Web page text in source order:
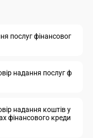
послуг фінансовог
надання послуг ф
надання коштів у
фінансового креди